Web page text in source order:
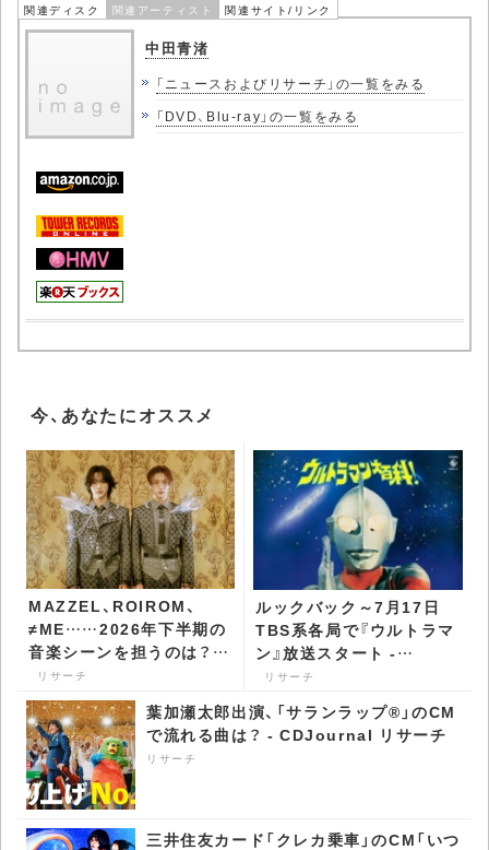
関連ディスク 関連アーティスト 関連サイト/リンク
中田青渚
「ニュースおよびリサーチ」の一覧をみる
「DVD、Blu-ray」の一覧をみる
今、あなたにオススメ
MAZZEL、ROIROM、
≠ME……2026年下半期の
音楽シーンを担うのは？
ブレイク期待のアーティ
スト特集 - CDJournal リ
サーチ
リサーチ
ルックバック～7月17日
TBS系各局で『ウルトラマ
ン』放送スタート -
CDJournal リサーチ
リサーチ
葉加瀬太郎出演、「サランラップ®」のCM
で流れる曲は？ - CDJournal リサーチ
リサーチ
三井住友カード「クレカ乗車」のCM「いつ